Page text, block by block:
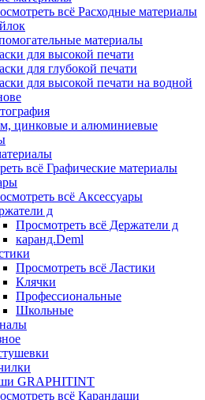
всё Расходные материалы
материалы
для высокой печати
для глубокой печати
для высокой печати на водной
цинковые и алюминиевые
всё Графические материалы
всё Аксессуары
д
Просмотреть всё Держатели д
каранд.Deml
Просмотреть всё Ластики
Клячки
Профессиональные
Школьные
GRAPHITINT
всё Карандаши